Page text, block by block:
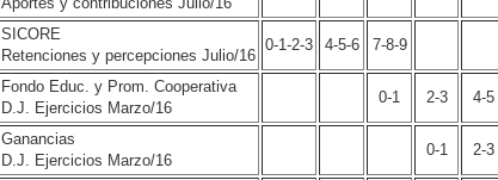
SICORE
Retenciones y percepciones Julio/16
0-1-2-3 4-5-6 7-8-9
Fondo Educ. y Prom. Cooperativa
D.J. Ejercicios Marzo/16
0-1 2-3 4-5
Ganancias
D.J. Ejercicios Marzo/16
0-1 2-3